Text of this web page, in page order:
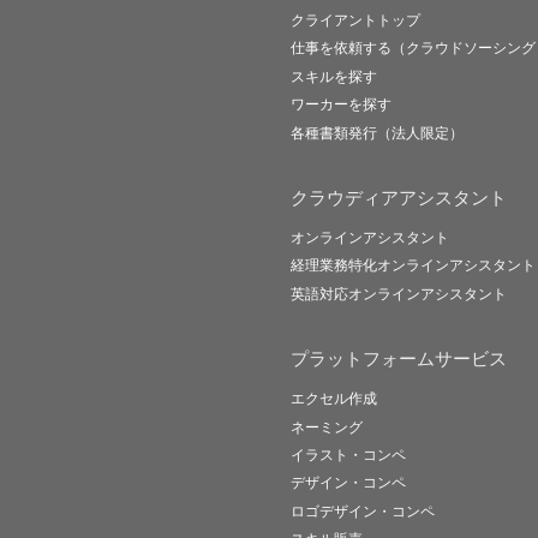
クライアントトップ
仕事を依頼する（クラウドソーシング
スキルを探す
ワーカーを探す
各種書類発行（法人限定）
クラウディアアシスタント
オンラインアシスタント
経理業務特化オンラインアシスタント
英語対応オンラインアシスタント
プラットフォームサービス
エクセル作成
ネーミング
イラスト・コンペ
デザイン・コンペ
ロゴデザイン・コンペ